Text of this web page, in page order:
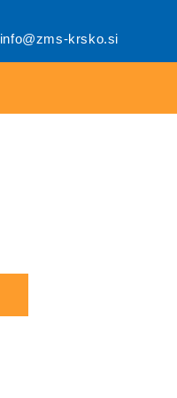
info@zms-krsko.si